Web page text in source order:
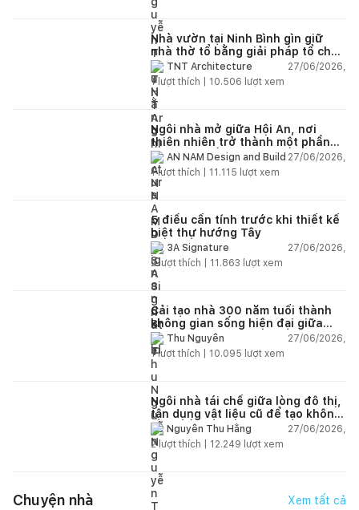
Nhà vườn tại Ninh Bình gìn giữ
nhà thờ tổ bằng giải pháp tổ chức
lại không gian
TNT Architecture
27/06/2026,
1lượt thích | 10.506 lượt xem
Ngôi nhà mở giữa Hội An, nơi
thiên nhiên trở thành một phần
của cuộc sống
AN NAM Design and Build 27/06/2026,
1lượt thích | 11.115 lượt xem
5 điều cần tính trước khi thiết kế
biệt thự hướng Tây
3A Signature
27/06/2026,
2lượt thích | 11.863 lượt xem
Cải tạo nhà 300 năm tuổi thành
không gian sống hiện đại giữa
thiên nhiên
Thu Nguyễn
27/06/2026,
1lượt thích | 10.095 lượt xem
Ngôi nhà tái chế giữa lòng đô thị,
tận dụng vật liệu cũ để tạo không
gian sống linh hoạt
Nguyễn Thu Hằng
27/06/2026,
2lượt thích | 12.249 lượt xem
Chuyện nhà Xem tất cả